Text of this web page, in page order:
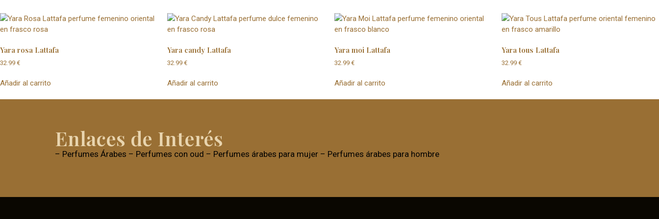
Yara rosa Lattafa
32.99 €
Añadir al carrito
Yara candy Lattafa
32.99 €
Añadir al carrito
Yara moi Lattafa
32.99 €
Añadir al carrito
Yara tous Lattafa
32.99 €
Añadir al carrito
Enlaces de Interés
– Perfumes Árabes – Perfumes con oud – Perfumes árabes para mujer – Perfumes árabes para hombre